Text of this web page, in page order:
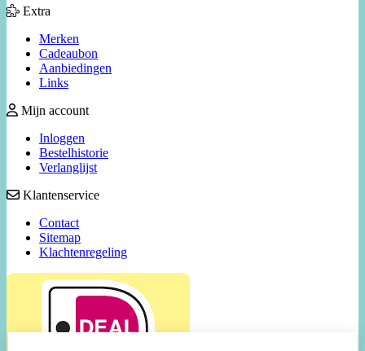
Extra
Merken
Cadeaubon
Aanbiedingen
Links
Mijn account
Inloggen
Bestelhistorie
Verlanglijst
Klantenservice
Contact
Sitemap
Klachtenregeling